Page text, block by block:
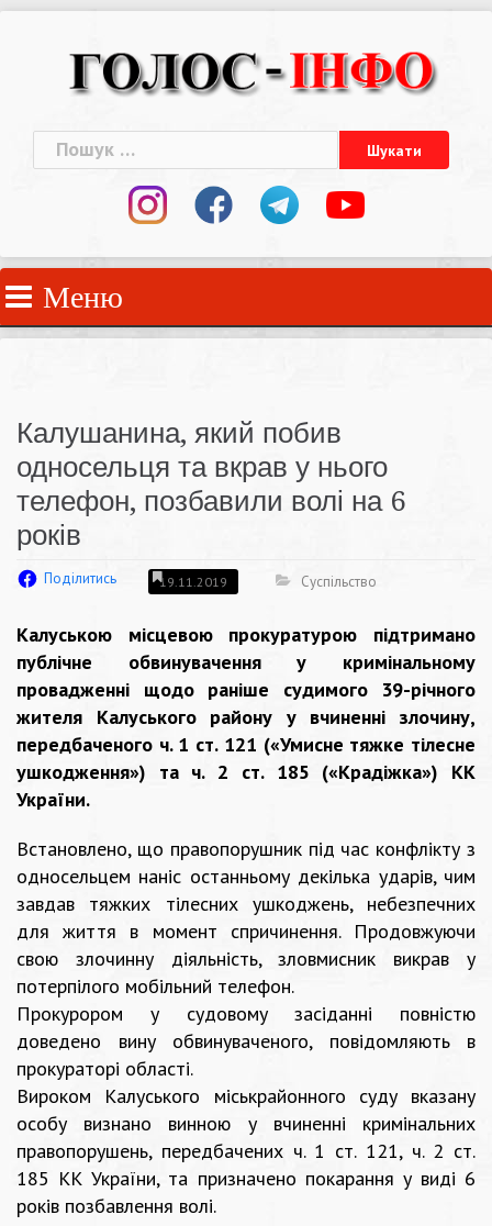
Пошук:
Меню
Калушанина, який побив
односельця та вкрав у нього
телефон, позбавили волі на 6
років
Поділитись 19.11.2019 Суспільство
Калуською місцевою прокуратурою підтримано
публічне обвинувачення у кримінальному
провадженні щодо раніше судимого 39-річного
жителя Калуського району у вчиненні злочину,
передбаченого ч. 1 ст. 121 («Умисне тяжке тілесне
ушкодження») та ч. 2 ст. 185 («Крадіжка») КК
України.
Встановлено, що правопорушник під час конфлікту з
односельцем наніс останньому декілька ударів, чим
завдав тяжких тілесних ушкоджень, небезпечних
для життя в момент спричинення. Продовжуючи
свою злочинну діяльність, зловмисник викрав у
потерпілого мобільний телефон.
Прокурором у судовому засіданні повністю
доведено вину обвинуваченого, повідомляють в
прокураторі області.
Вироком Калуського міськрайонного суду вказану
особу визнано винною у вчиненні кримінальних
правопорушень, передбачених ч. 1 ст. 121, ч. 2 ст.
185 КК України, та призначено покарання у виді 6
років позбавлення волі.